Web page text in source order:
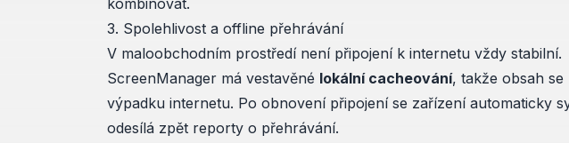
kombinovat.
3. Spolehlivost a offline přehrávání
V maloobchodním prostředí není připojení k internetu vždy stabilní.
ScreenManager má vestavěné lokální cacheování, takže obsah
výpadku internetu. Po obnovení připojení se zařízení automaticky
odesílá zpět reporty o přehrávání.